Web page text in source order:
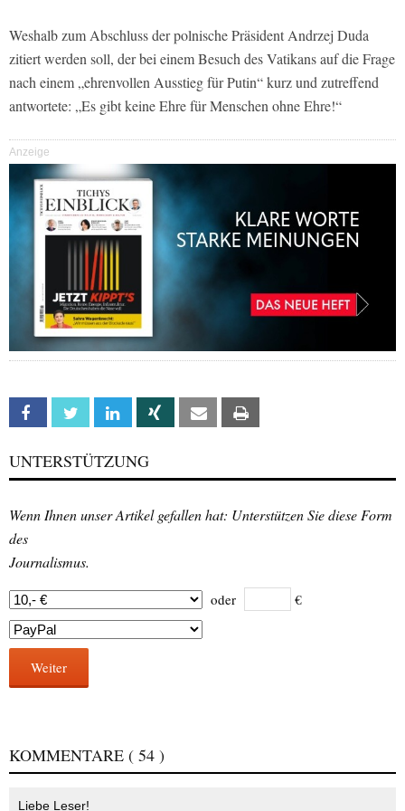
Weshalb zum Abschluss der polnische Präsident Andrzej Duda
zitiert werden soll, der bei einem Besuch des Vatikans auf die Frage
nach einem „ehrenvollen Ausstieg für Putin“ kurz und zutreffend
antwortete: „Es gibt keine Ehre für Menschen ohne Ehre!“
Anzeige
Facebook Twitter Linkedin Xing Email
UNTERSTÜTZUNG
Wenn Ihnen unser Artikel gefallen hat: Unterstützen Sie diese Form
des
Journalismus.
oder €
Weiter
KOMMENTARE ( 54 )
Liebe Leser!